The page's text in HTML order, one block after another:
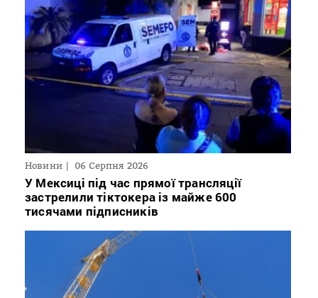
Новини 06 Серпня 2026
У Мексиці під час прямої трансляції
застрелили тіктокера із майже 600
тисячами підписників